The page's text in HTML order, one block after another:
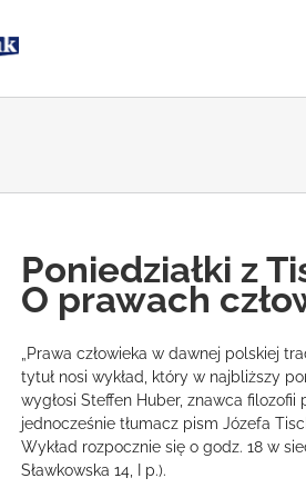
Poniedziałki z
O prawach
„Prawa człowieka w dawnej polskiej
tytuł nosi wykład, który w najbliższy
wygłosi Steffen Huber, znawca filozofii
jednocześnie tłumacz pism Józefa
Wykład rozpocznie się o godz. 18 w
Sławkowska 14, I p.).